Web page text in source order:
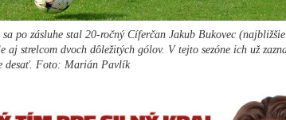
sa po zásluhe stal 20-ročný Cíferčan Jakub Bukovec
aj strelcom dvoch dôležitých gólov. V tejto sezóne ich už
desať. Foto: Marián Pavlík